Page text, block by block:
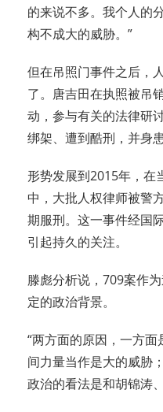
的来说不多。我个人的
构不成大的威胁。”
但在吊照门事件之后，
了。唐吉田在执照被吊
动，参与有关的法律研
绑架、遭到酷刑，并身患
形势发展到2015年，在
中，大批人权律师被警
期服刑。这一事件经国
引起持久的关注。
滕彪分析说，709案作
定的政治背景。
“两方面的原因，一方
间力量当作是大的威胁
政治的看法是和胡锦涛